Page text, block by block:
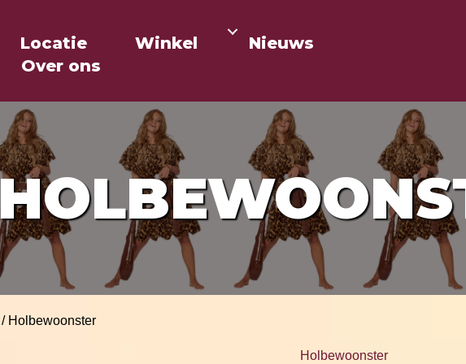
Locatie Winkel
Nieuws
Over ons
/ Holbewoonster
Holbewoonster